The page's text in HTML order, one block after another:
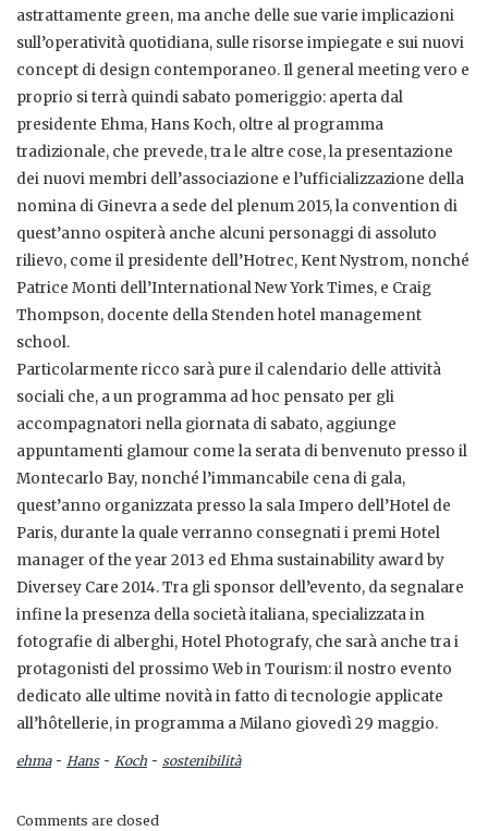
astrattamente green, ma anche delle sue varie implicazioni
sull’operatività quotidiana, sulle risorse impiegate e sui nuovi
concept di design contemporaneo. Il general meeting vero e
proprio si terrà quindi sabato pomeriggio: aperta dal
presidente Ehma, Hans Koch, oltre al programma
tradizionale, che prevede, tra le altre cose, la presentazione
dei nuovi membri dell’associazione e l’ufficializzazione della
nomina di Ginevra a sede del plenum 2015, la convention di
quest’anno ospiterà anche alcuni personaggi di assoluto
rilievo, come il presidente dell’Hotrec, Kent Nystrom, nonché
Patrice Monti dell’International New York Times, e Craig
Thompson, docente della Stenden hotel management
school.
Particolarmente ricco sarà pure il calendario delle attività
sociali che, a un programma ad hoc pensato per gli
accompagnatori nella giornata di sabato, aggiunge
appuntamenti glamour come la serata di benvenuto presso il
Montecarlo Bay, nonché l’immancabile cena di gala,
quest’anno organizzata presso la sala Impero dell’Hotel de
Paris, durante la quale verranno consegnati i premi Hotel
manager of the year 2013 ed Ehma sustainability award by
Diversey Care 2014. Tra gli sponsor dell’evento, da segnalare
infine la presenza della società italiana, specializzata in
fotografie di alberghi, Hotel Photografy, che sarà anche tra i
protagonisti del prossimo Web in Tourism: il nostro evento
dedicato alle ultime novità in fatto di tecnologie applicate
all’hôtellerie, in programma a Milano giovedì 29 maggio.
ehma- Hans- Koch - sostenibilità
Comments are closed